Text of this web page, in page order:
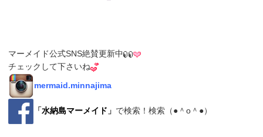
マーメイド公式SNS絶賛更新中
チェックして下さいね
mermaid.minnajima
「水納島マーメイド 」 で検索！検索（●＾o＾●）